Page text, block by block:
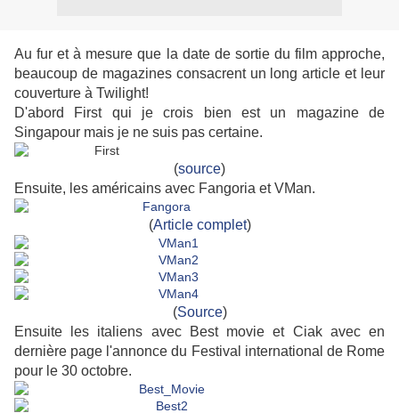
Au fur et à mesure que la date de sortie du film approche,
beaucoup de magazines consacrent un long article et leur
couverture à Twilight!
D'abord First qui je crois bien est un magazine de
Singapour mais je ne suis pas certaine.
(source)
Ensuite, les américains avec Fangoria et VMan.
(Article complet)
(Source)
Ensuite les italiens avec Best movie et Ciak avec en
dernière page l'annonce du Festival international de Rome
pour le 30 octobre.